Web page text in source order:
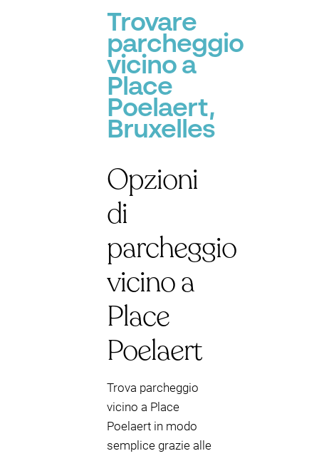
Trovare
parcheggio
vicino a
Place
Poelaert,
Bruxelles
Opzioni
di
parcheggio
vicino a
Place
Poelaert
Trova parcheggio
vicino a Place
Poelaert in modo
semplice grazie alle